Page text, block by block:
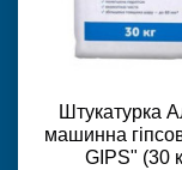
Штукатурка
машинна
GIPS" (30